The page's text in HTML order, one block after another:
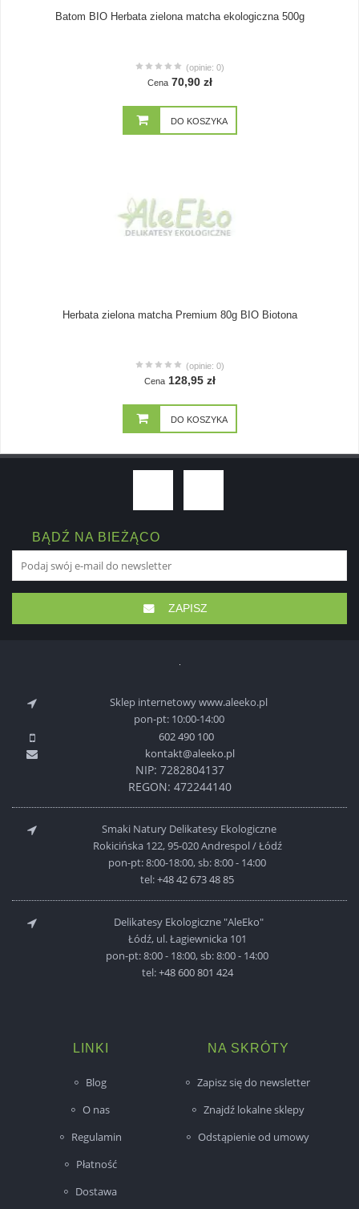
Batom BIO Herbata zielona matcha ekologiczna 500g
(opinie: 0)
Cena 70,90 zł
DO KOSZYKA
Herbata zielona matcha Premium 80g BIO Biotona
(opinie: 0)
Cena 128,95 zł
DO KOSZYKA
BĄDŹ NA BIEŻĄCO
ZAPISZ
Sklep internetowy www.aleeko.pl
pon-pt: 10:00-14:00
602 490 100
kontakt@aleeko.pl
NIP: 7282804137
REGON: 472244140
Smaki Natury Delikatesy Ekologiczne
Rokicińska 122, 95-020 Andrespol / Łódź
pon-pt: 8:00-18:00, sb: 8:00 - 14:00
tel:+48 42 673 48 85
Delikatesy Ekologiczne "AleEko"
Łódź, ul. Łagiewnicka 101
pon-pt: 8:00 - 18:00, sb: 8:00 - 14:00
tel:+48 600 801 424
LINKI
Blog
O nas
Regulamin
Płatność
Dostawa
NA SKRÓTY
Zapisz się do newsletter
Znajdź lokalne sklepy
Odstąpienie od umowy